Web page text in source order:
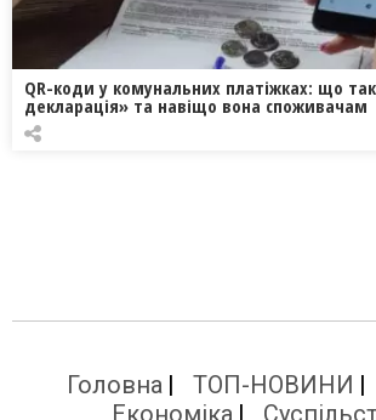
QR-коди у комунальних платіжках: що
декларація» та навіщо вона споживачам
Головна ТОП-НОВИНИ
Економіка